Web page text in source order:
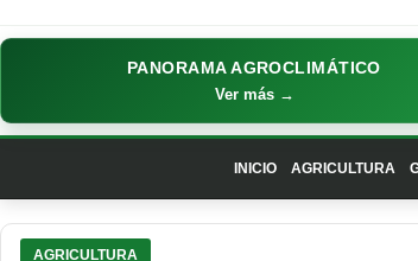
PANORAMA AGROCLIMÁTICO
Ver más →
INICIO AGRICULTURA
AGRICULTURA